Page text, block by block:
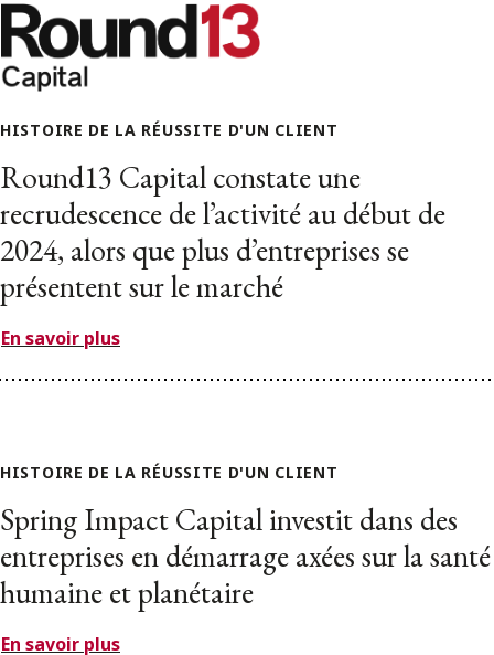
HISTOIRE DE LA RÉUSSITE D'UN CLIENT
Round13 Capital constate une
recrudescence de l’activité au début de
2024, alors que plus d’entreprises se
présentent sur le marché
En savoir plus
HISTOIRE DE LA RÉUSSITE D'UN CLIENT
Spring Impact Capital investit dans des
entreprises en démarrage axées sur la santé
humaine et planétaire
En savoir plus